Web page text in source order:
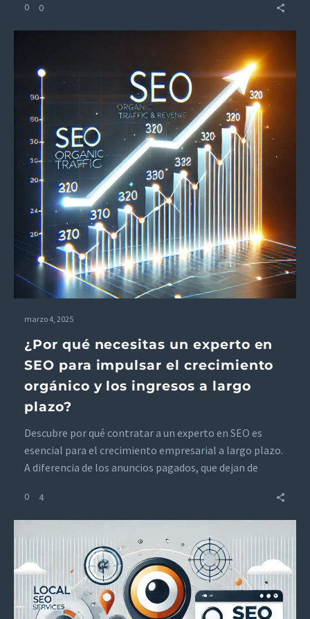
paquetes SEO transparentes con atención
personalizada. 🚀 ¡Contáctame hoy para una consulta
SEO gratuita!
0 0
marzo 4, 2025
¿Por qué necesitas un experto en
SEO para impulsar el crecimiento
orgánico y los ingresos a largo
plazo?
Descubre por qué contratar a un experto en SEO es
esencial para el crecimiento empresarial a largo plazo.
A diferencia de los anuncios pagados, que dejan de
tráfico de búsqueda orgánica continúa aumentando, lo
que incrementa los ingresos con el tiempo. Descubre
cómo las estrategias de SEO impulsan el éxito
sostenible y superan al PPC en el retorno de la
inversión.
0 4